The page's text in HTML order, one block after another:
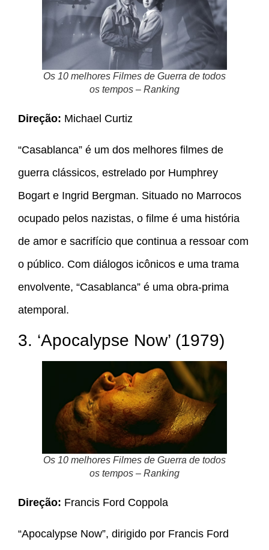
Os 10 melhores Filmes de Guerra de todos
os tempos – Ranking
Direção: Michael Curtiz
“Casablanca” é um dos melhores filmes de
guerra clássicos, estrelado por Humphrey
Bogart e Ingrid Bergman. Situado no Marrocos
ocupado pelos nazistas, o filme é uma história
de amor e sacrifício que continua a ressoar com
o público. Com diálogos icônicos e uma trama
envolvente, “Casablanca” é uma obra-prima
atemporal.
3. ‘Apocalypse Now’ (1979)
Os 10 melhores Filmes de Guerra de todos
os tempos – Ranking
Direção: Francis Ford Coppola
“Apocalypse Now”, dirigido por Francis Ford